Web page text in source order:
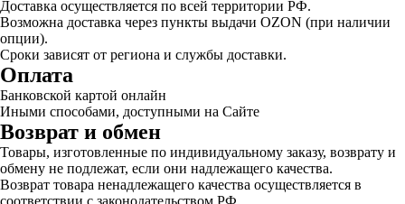
Доставка осуществляется по всей территории РФ.
Возможна доставка через пункты выдачи OZON (при наличии
опции).
Сроки зависят от региона и службы доставки.
Оплата
Банковской картой онлайн
Иными способами, доступными на Сайте
Возврат и обмен
Товары, изготовленные по индивидуальному заказу, возврату и
обмену не подлежат, если они надлежащего качества.
Возврат товара ненадлежащего качества осуществляется в
соответствии с законодательством РФ.